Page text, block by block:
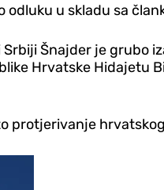
u skladu sa
Šnajder je grubo
Hrvatske Hidajetu
protjerivanje